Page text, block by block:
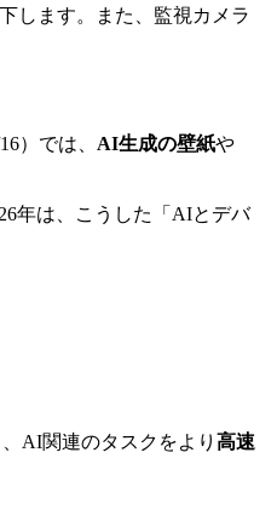
します。また、監視カメラ
）では、 AI生成の壁紙や
年は、こうした「AIとデバ
AI関連のタスクをより 高速